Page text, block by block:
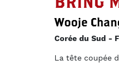
Wooje
Corée du Sud
La tête coupée